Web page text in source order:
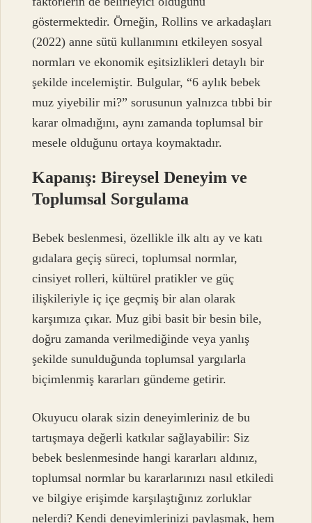
göstermektedir. Örneğin, Rollins ve arkadaşları
(2022) anne sütü kullanımını etkileyen sosyal
normları ve ekonomik eşitsizlikleri detaylı bir
şekilde incelemiştir. Bulgular, “6 aylık bebek
muz yiyebilir mi?” sorusunun yalnızca tıbbi bir
karar olmadığını, aynı zamanda toplumsal bir
mesele olduğunu ortaya koymaktadır.
Kapanış: Bireysel Deneyim ve
Toplumsal Sorgulama
Bebek beslenmesi, özellikle ilk altı ay ve katı
gıdalara geçiş süreci, toplumsal normlar,
cinsiyet rolleri, kültürel pratikler ve güç
ilişkileriyle iç içe geçmiş bir alan olarak
karşımıza çıkar. Muz gibi basit bir besin bile,
doğru zamanda verilmediğinde veya yanlış
şekilde sunulduğunda toplumsal yargılarla
biçimlenmiş kararları gündeme getirir.
Okuyucu olarak sizin deneyimleriniz de bu
tartışmaya değerli katkılar sağlayabilir: Siz
bebek beslenmesinde hangi kararları aldınız,
toplumsal normlar bu kararlarınızı nasıl etkiledi
ve bilgiye erişimde karşılaştığınız zorluklar
nelerdi? Kendi deneyimlerinizi paylaşmak, hem